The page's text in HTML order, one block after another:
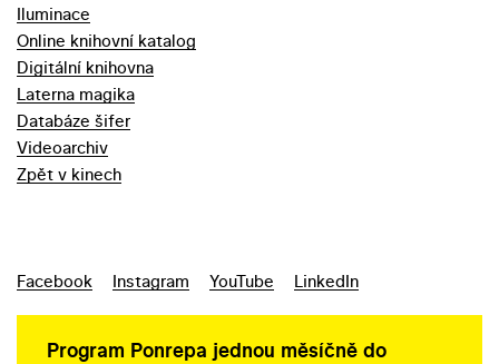
Iluminace
Online knihovní katalog
Digitální knihovna
Laterna magika
Databáze šifer
Videoarchiv
Zpět v kinech
Facebook Instagram YouTube LinkedIn
Program Ponrepa jednou měsíčně do